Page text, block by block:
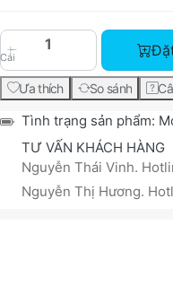
Cái
HP
Ưa thích So sánh
Tình trạng sản phẩm:
TƯ VẤN KHÁCH HÀNG
Nguyễn Thái Vinh.
Nguyễn Thị Hương.